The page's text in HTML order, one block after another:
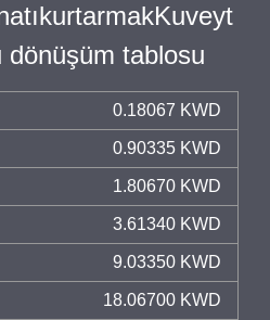
dönüşüm tablosu
0.18067 KWD
0.90335 KWD
1.80670 KWD
3.61340 KWD
9.03350 KWD
18.06700 KWD